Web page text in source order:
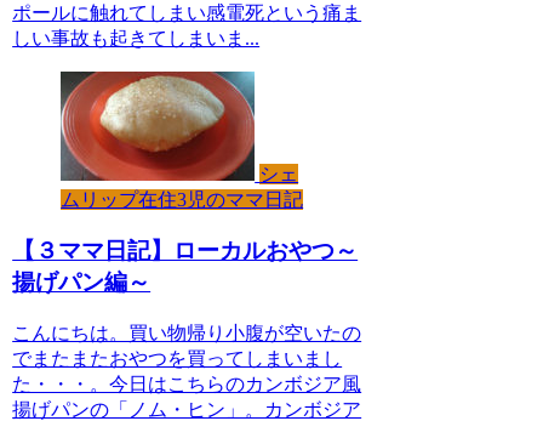
ポールに触れてしまい感電死という痛ま
しい事故も起きてしまいま...
シェ
ムリップ在住3児のママ日記
【３ママ日記】ローカルおやつ～
揚げパン編～
こんにちは。買い物帰り小腹が空いたの
でまたまたおやつを買ってしまいまし
た・・・。今日はこちらのカンボジア風
揚げパンの「ノム・ヒン」。カンボジア